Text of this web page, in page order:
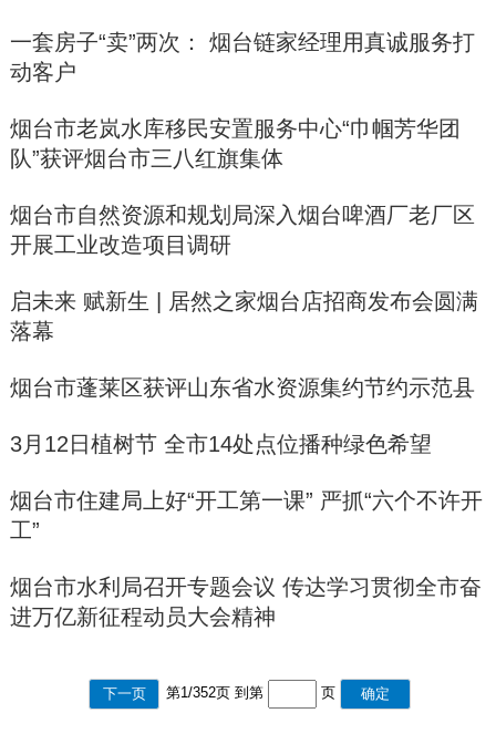
一套房子“卖”两次： 烟台链家经理用真诚服务打
动客户
烟台市老岚水库移民安置服务中心“巾帼芳华团
队”获评烟台市三八红旗集体
烟台市自然资源和规划局深入烟台啤酒厂老厂区
开展工业改造项目调研
启未来 赋新生 | 居然之家烟台店招商发布会圆满
落幕
烟台市蓬莱区获评山东省水资源集约节约示范县
3月12日植树节 全市14处点位播种绿色希望
烟台市住建局上好“开工第一课” 严抓“六个不许开
工”
烟台市水利局召开专题会议 传达学习贯彻全市奋
进万亿新征程动员大会精神
下一页 第1/352页 到第 页 确定